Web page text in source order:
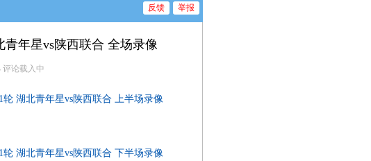
举报
反馈
青年星vs陕西联合 全场录像
评论载入中
湖北青年星vs陕西联合 上半场录像
湖北青年星vs陕西联合 下半场录像